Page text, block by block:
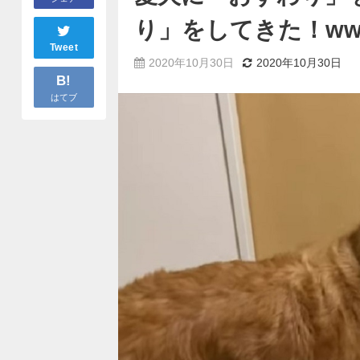
Tweet
B!
はてブ
り」をしてきた！
2020年10月30日 2020年10月30日